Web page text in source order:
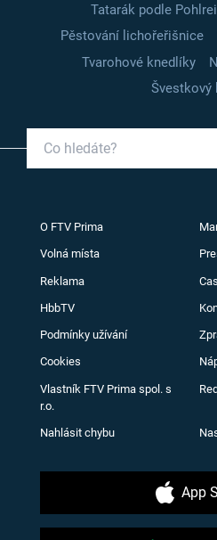
Tatarák podle
Pěstování lichořeřišnice
Tvarohové knedlíky
Švestkový
O FTV Prima
Volná místa
Reklama
HbbTV
Podmínky užívání
Cookies
Vlastník FTV Prima spol. s
r.o.
Nahlásit chybu
App